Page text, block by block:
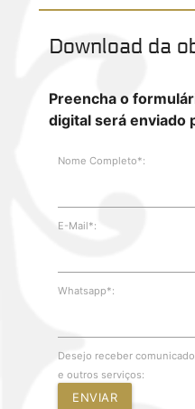
Download da
Preencha o
digital será enviado
Nome Completo*:
E-Mail*:
Whatsapp*:
Desejo receber
e outros serviços:
ENVIAR